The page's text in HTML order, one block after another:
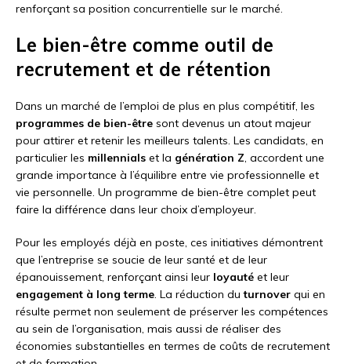
renforçant sa position concurrentielle sur le marché.
Le bien-être comme outil de
recrutement et de rétention
Dans un marché de l’emploi de plus en plus compétitif, les
programmes de bien-être sont devenus un atout majeur
pour attirer et retenir les meilleurs talents. Les candidats, en
particulier les millennials et la génération Z, accordent une
grande importance à l’équilibre entre vie professionnelle et
vie personnelle. Un programme de bien-être complet peut
faire la différence dans leur choix d’employeur.
Pour les employés déjà en poste, ces initiatives démontrent
que l’entreprise se soucie de leur santé et de leur
épanouissement, renforçant ainsi leur loyauté et leur
engagement à long terme. La réduction duturnover qui en
résulte permet non seulement de préserver les compétences
au sein de l’organisation, mais aussi de réaliser des
économies substantielles en termes de coûts de recrutement